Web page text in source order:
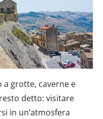
grotte, caverne e
detto: visitare
in un’atmosfera